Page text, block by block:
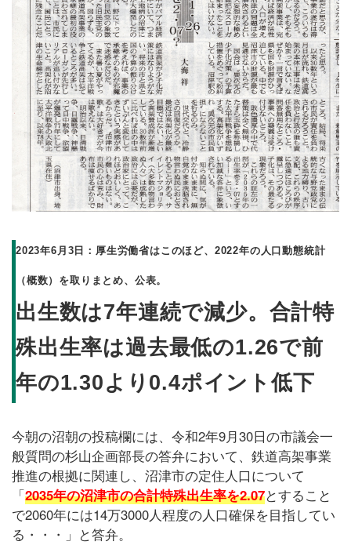
2023年6月3日：厚生労働省はこのほど、2022年の人口動態統計
（概数）を取りまとめ、公表。
出生数は7年連続で減少。 合計特
殊出生率は過去最低の1.26で前
年の1.30より0.4ポイント低下
今朝の沼朝の投稿欄には、令和2年9月30日の市議会一
般質問の杉山企画部長の答弁において、鉄道高架事業
推進の根拠に関連し、沼津市の定住人口について
「2035年の沼津市の合計特殊出生率を2.07とすること
で2060年には14万3000人程度の人口確保を目指してい
る・・・」と答弁。